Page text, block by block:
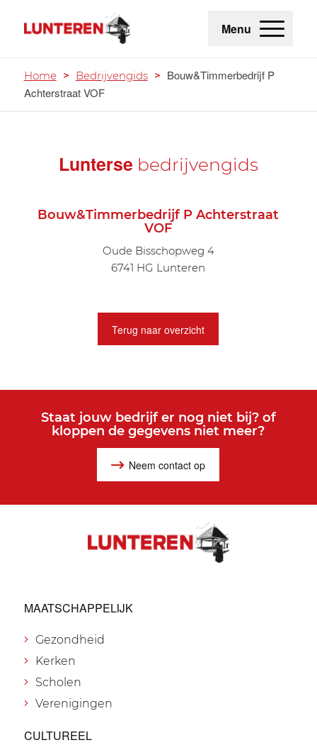
Menu
Home > Bedrijvengids > Bouw&Timmerbedrijf P
Achterstraat VOF
Lunterse bedrijvengids
Bouw&Timmerbedrijf P Achterstraat
VOF
Oude Bisschopweg 4
6741 HG Lunteren
Terug naar overzicht
Staat jouw bedrijf er nog niet bij? of
kloppen de gegevens niet meer?
Neem contact op
MAATSCHAPPELIJK
Gezondheid
Kerken
Scholen
Verenigingen
CULTUREEL